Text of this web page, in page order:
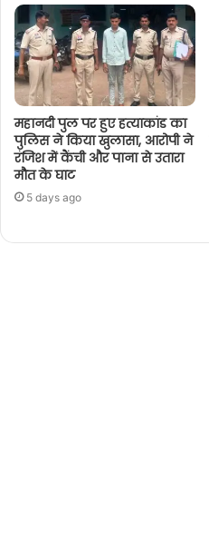
महानदी पुल पर हुए हत्याकांड का
पुलिस ने किया खुलासा, आरोपी ने
रंजिश में कैंची और पाना से उतारा
मौत के घाट
5 days ago